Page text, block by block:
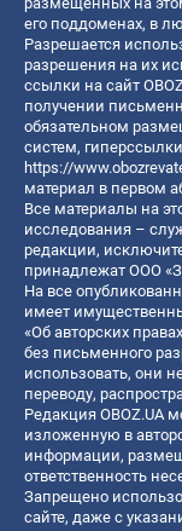
его поддоменах, в
Разрешается
разрешения на их
ссылки на сайт
получении
обязательном
систем,
https://
материал в первом
Все материалы на
исследования –
редакции,
принадлежат ООО
На все
имеет
«Об авторских
без письменного
использовать, они
переводу,
Редакция OBOZ.UA
изложенную в
информации,
ответственность
Запрещено
сайте, даже с